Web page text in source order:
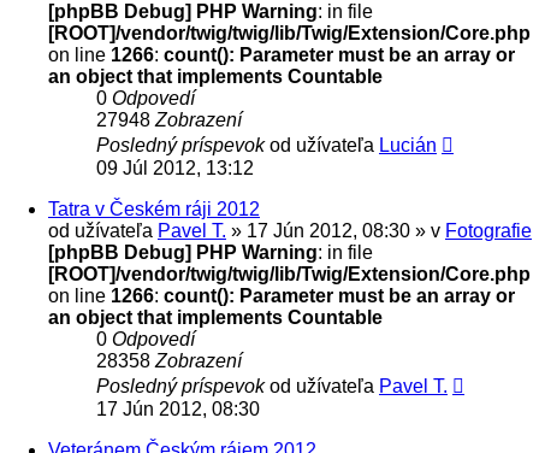
[phpBB Debug] PHP Warning: in file
[ROOT]/vendor/twig/twig/lib/Twig/Extension/Core.php
on line 1266: count(): Parameter must be an array or
an object that implements Countable
0 Odpovedí
27948 Zobrazení
Posledný príspevokod užívateľa Lucián
09 Júl 2012, 13:12
Tatra v Českém ráji 2012
od užívateľa Pavel T. » 17 Jún 2012, 08:30 » v Fotografie
[phpBB Debug] PHP Warning: in file
[ROOT]/vendor/twig/twig/lib/Twig/Extension/Core.php
on line 1266: count(): Parameter must be an array or
an object that implements Countable
0 Odpovedí
28358 Zobrazení
Posledný príspevokod užívateľa Pavel T.
17 Jún 2012, 08:30